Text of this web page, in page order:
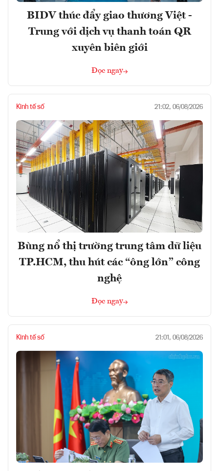
BIDV thúc đẩy giao thương Việt -
Trung với dịch vụ thanh toán QR
xuyên biên giới
Đọc ngay
Kinh tế số 21:02, 06/08/2026
Bùng nổ thị trường trung tâm dữ liệu
TP.HCM, thu hút các “ông lớn” công
nghệ
Đọc ngay
Kinh tế số 21:01, 06/08/2026